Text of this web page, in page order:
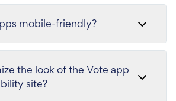
mobile-friendly?
the look of the Vote app
site?